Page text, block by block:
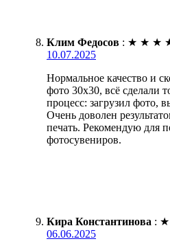
Клим Федосов : ★ ★ ★
10.07.2025
Нормальное качество и
фото 30х30, всё сделали
процесс: загрузил фото,
Очень доволен
печать. Рекомендую для
фотосувениров.
Кира Константинова : ★
06.06.2025